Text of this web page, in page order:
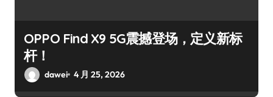
OPPO Find X9 5G震撼登场，定义新标
杆！
dawei 4 月 25, 2026